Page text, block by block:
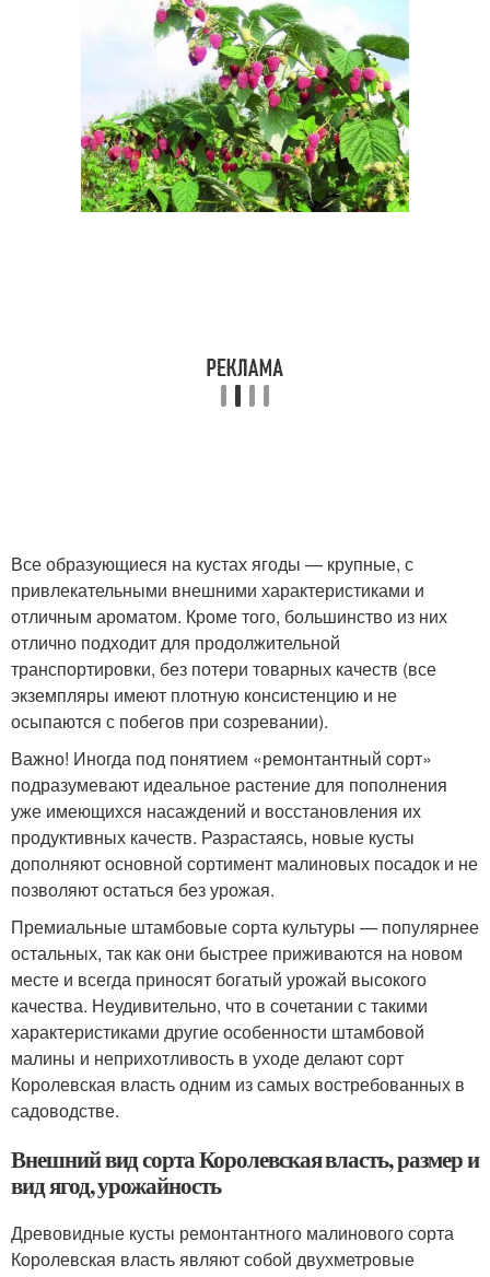
Все образующиеся на кустах ягоды — крупные, с
привлекательными внешними характеристиками и
отличным ароматом. Кроме того, большинство из них
отлично подходит для продолжительной
транспортировки, без потери товарных качеств (все
экземпляры имеют плотную консистенцию и не
осыпаются с побегов при созревании).
Важно! Иногда под понятием «ремонтантный сорт»
подразумевают идеальное растение для пополнения
уже имеющихся насаждений и восстановления их
продуктивных качеств. Разрастаясь, новые кусты
дополняют основной сортимент малиновых посадок и не
позволяют остаться без урожая.
Премиальные штамбовые сорта культуры — популярнее
остальных, так как они быстрее приживаются на новом
месте и всегда приносят богатый урожай высокого
качества. Неудивительно, что в сочетании с такими
характеристиками другие особенности штамбовой
малины и неприхотливость в уходе делают сорт
Королевская власть одним из самых востребованных в
садоводстве.
Внешний вид сорта Королевская власть, размер и
вид ягод, урожайность
Древовидные кусты ремонтантного малинового сорта
Королевская власть являют собой двухметровые